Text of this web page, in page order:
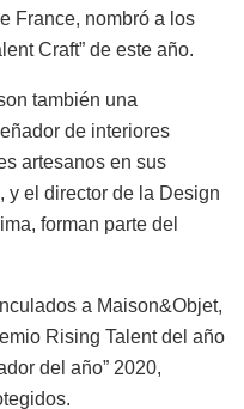
France, nombró a los
Craft” de este año.
también una
de interiores
artesanos en sus
y el director de la Design
forman parte del
a Maison&Objet,
Rising Talent del año
del año” 2020,